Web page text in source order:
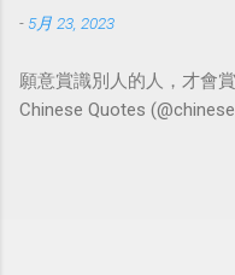
- 5月 23, 2023
願意賞識別人的人，才會
Chinese Quotes